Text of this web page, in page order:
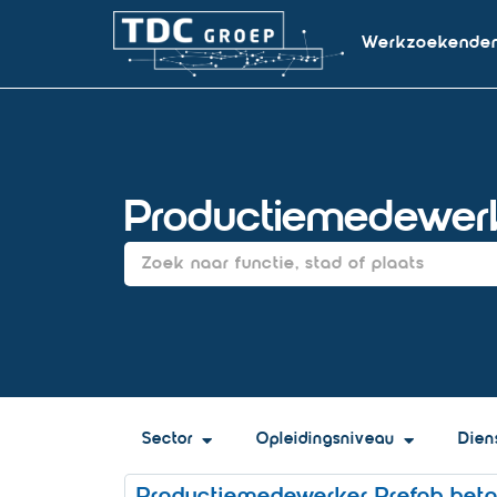
Sector Opleidingsniveau